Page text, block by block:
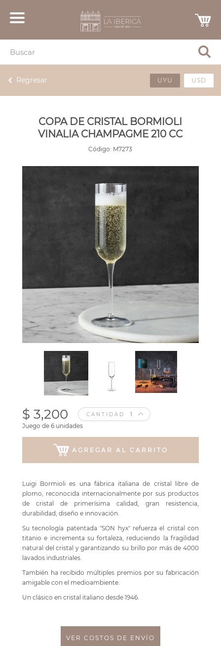
Regresar UYU USD
COPA DE CRISTAL BORMIOLI
VINALIA CHAMPAGME 210 CC
Código: M7273
$ 3,200 CANTIDAD
Juego de 6 unidades
AGREGAR AL CARRITO
Luigi Bormioli es una fábrica italiana de cristal libre de
plomo, reconocida internacionalmente por sus productos
de cristal de primerísima calidad, gran resistencia,
durabilidad, diseño e innovación.
Su tecnología patentada "SON hyx" refuerza el cristal con
titanio e incrementa su fortaleza, reduciendo la fragilidad
natural del cristal y garantizando su brillo por más de 4000
lavados industriales.
También ha recibido múltiples premios por su fabricación
amigable con el medioambiente.
Un clásico en cristal italiano desde 1946.
VER COSTOS DE ENVÍO